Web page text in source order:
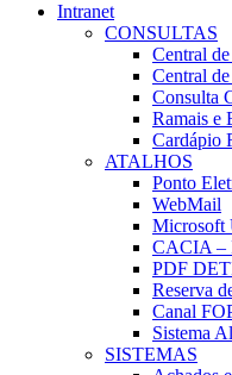
Intranet
CONSULTAS
Central
Central
Consulta
Ramais e
Cardápio
ATALHOS
Ponto
WebMail
Microsoft
CACIA –
PDF
Reserva
Canal
Sistema
SISTEMAS